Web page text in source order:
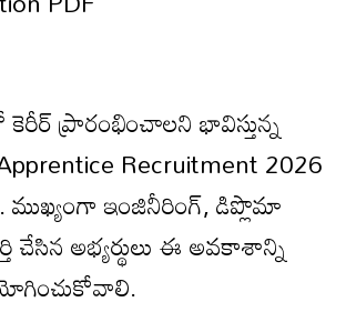
కెరీర్ ప్రారంభించాలని భావిస్తున్న
Apprentice Recruitment 2026
ఇంజినీరింగ్, డిప్లొమా
చేసిన అభ్యర్థులు ఈ అవకాశాన్ని